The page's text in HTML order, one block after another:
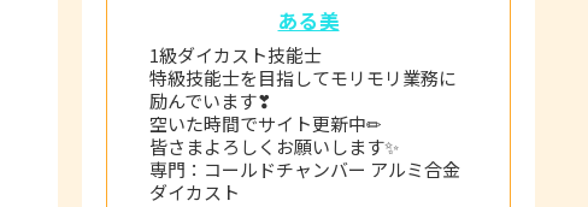
ある美
1級ダイカスト技能士
特級技能士を目指してモリモリ業務に
励んでいます❣
空いた時間でサイト更新中✏
皆さまよろしくお願いします✨
専門：コールドチャンバー アルミ合金
ダイカスト